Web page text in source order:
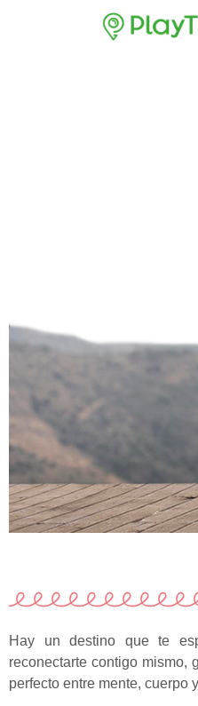
Hay un destino que te
reconectarte contigo mismo,
perfecto entre mente, cuerpo